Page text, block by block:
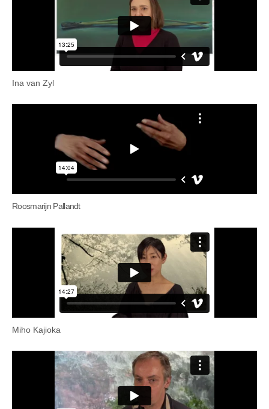
Ina van Zyl
Roosmarijn Pallandt
Miho Kajioka